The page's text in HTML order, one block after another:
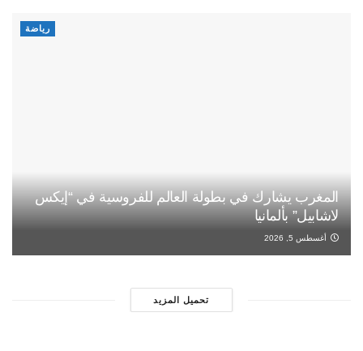
رياضة
المغرب يشارك في بطولة العالم للفروسية في “إيكس
لاشابيل” بألمانيا
أغسطس 5, 2026
تحميل المزيد